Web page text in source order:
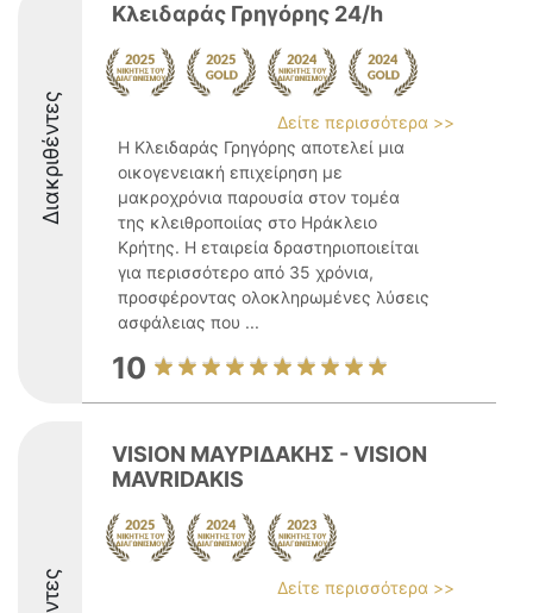
Διακριθέντες
Κλειδαράς Γρηγόρης 24/h
Δείτε περισσότερα >>
Η Κλειδαράς Γρηγόρης αποτελεί μια
οικογενειακή επιχείρηση με
μακροχρόνια παρουσία στον τομέα
της κλειθροποιίας στο Ηράκλειο
Κρήτης. Η εταιρεία δραστηριοποιείται
για περισσότερο από 35 χρόνια,
προσφέροντας ολοκληρωμένες λύσεις
ασφάλειας που ...
10
VISION ΜΑΥΡΙΔΑΚΗΣ - VISION
MAVRIDAKIS
Δείτε περισσότερα >>